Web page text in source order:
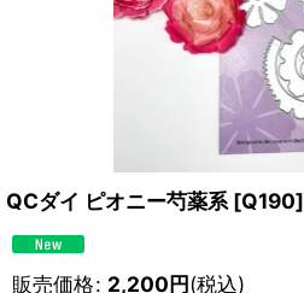
QCダイ ピオニー芍薬系 [Q190]
販売価格: 2,200円(税込)